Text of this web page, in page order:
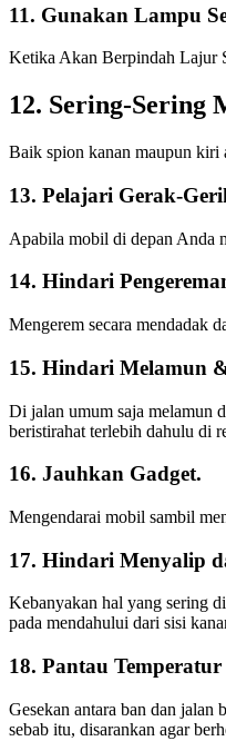
11. Gunakan Lampu
Ketika Akan Berpindah Lajur
12. Sering-Sering
Baik spion kanan maupun kiri
13. Pelajari Gerak-
Apabila mobil di depan Anda
14. Hindari
Mengerem secara mendadak
15. Hindari Melamun
Di jalan umum saja melamun
beristirahat terlebih dahulu di
16. Jauhkan Gadget.
Mengendarai mobil sambil
17. Hindari Menyalip
Kebanyakan hal yang sering
pada mendahului dari sisi
18. Pantau Temperatur
Gesekan antara ban dan
sebab itu, disarankan agar